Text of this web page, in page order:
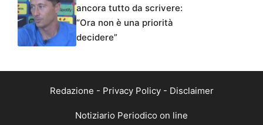
ancora tutto da scrivere:
“Ora non è una priorità
decidere”
Redazione - Privacy Policy- Disclaimer
Notiziario Periodico on line